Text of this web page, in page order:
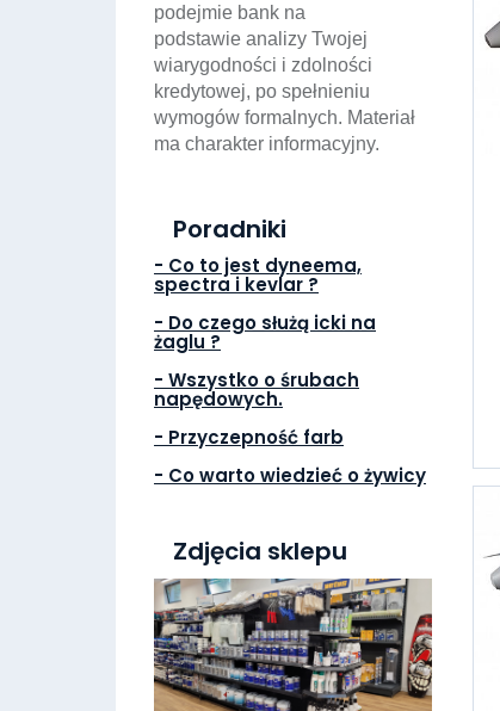
podejmie bank na
podstawie analizy Twojej
wiarygodności i zdolności
kredytowej, po spełnieniu
wymogów formalnych. Materiał
ma charakter informacyjny.
Poradniki
- Co to jest dyneema,
spectra i kevlar ?
- Do czego służą icki na
żaglu ?
- Wszystko o śrubach
napędowych.
- Przyczepność farb
- Co warto wiedzieć o żywicy
Zdjęcia sklepu